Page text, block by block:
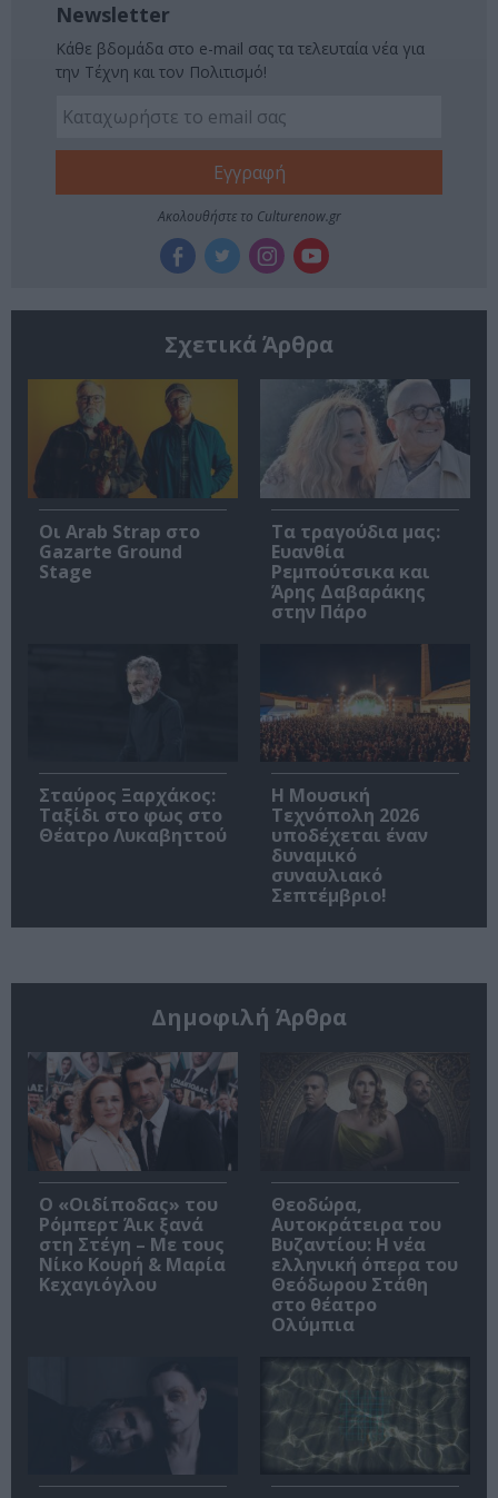
Newsletter
Κάθε βδομάδα στο e-mail σας τα τελευταία νέα για
την Τέχνη και τον Πολιτισμό!
Ακολουθήστε το Culturenow.gr
Σχετικά Άρθρα
Οι Arab Strap στο
Gazarte Ground
Stage
Τα τραγούδια μας:
Ευανθία
Ρεμπούτσικα και
Άρης Δαβαράκης
στην Πάρο
Σταύρος Ξαρχάκος:
Ταξίδι στο φως στο
Θέατρο Λυκαβηττού
Η Μουσική
Τεχνόπολη 2026
υποδέχεται έναν
δυναμικό
συναυλιακό
Σεπτέμβριο!
Δημοφιλή Άρθρα
O «Οιδίποδας» του
Ρόμπερτ Άικ ξανά
στη Στέγη – Με τους
Νίκο Κουρή & Μαρία
Κεχαγιόγλου
Θεοδώρα,
Αυτοκράτειρα του
Βυζαντίου: Η νέα
ελληνική όπερα του
Θεόδωρου Στάθη
στο θέατρο
Ολύμπια